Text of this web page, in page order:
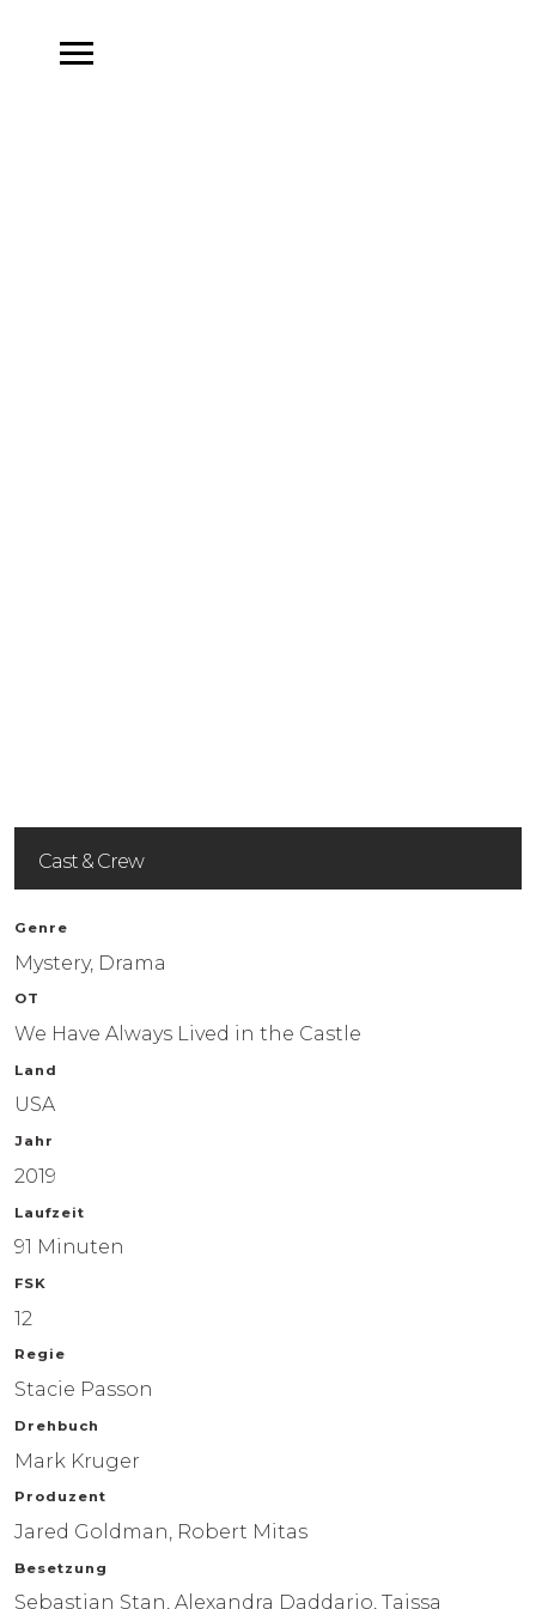
Sebastian Stan
Cast & Crew
Genre
Mystery, Drama
OT
We Have Always Lived in the Castle
Land
USA
Jahr
2019
Laufzeit
91 Minuten
FSK
12
Regie
Stacie Passon
Drehbuch
Mark Kruger
Produzent
Jared Goldman, Robert Mitas
Besetzung
Sebastian Stan, Alexandra Daddario, Taissa